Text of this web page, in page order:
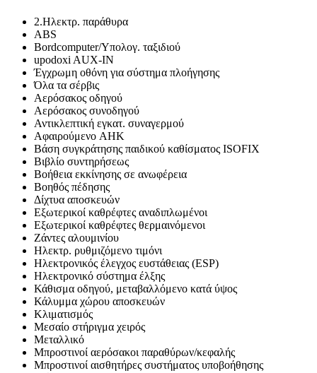
2.Ηλεκτρ. παράθυρα
ABS
Bordcomputer/Υπολογ. ταξιδιού
upodoxi AUX-IN
Έγχρωμη οθόνη για σύστημα πλοήγησης
Όλα τα σέρβις
Αερόσακος οδηγού
Αερόσακος συνοδηγού
Αντικλεπτική εγκατ. συναγερμού
Αφαιρούμενο AHK
Βάση συγκράτησης παιδικού καθίσματος ISOFIX
Βιβλίο συντηρήσεως
Βοήθεια εκκίνησης σε ανωφέρεια
Βοηθός πέδησης
Δίχτυα αποσκευών
Εξωτερικοί καθρέφτες αναδιπλωμένοι
Εξωτερικοί καθρέφτες θερμαινόμενοι
Ζάντες αλουμινίου
Ηλεκτρ. ρυθμιζόμενο τιμόνι
Ηλεκτρονικός έλεγχος ευστάθειας (ESP)
Ηλεκτρονικό σύστημα έλξης
Κάθισμα οδηγού, μεταβαλλόμενο κατά ύψος
Κάλυμμα χώρου αποσκευών
Κλιματισμός
Μεσαίο στήριγμα χειρός
Μεταλλικό
Μπροστινοί αερόσακοι παραθύρων/κεφαλής
Μπροστινοί αισθητήρες συστήματος υποβοήθησης